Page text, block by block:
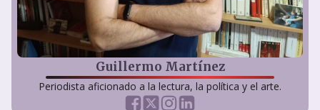
Guillermo Martínez
Periodista aficionado a la lectura, la política y el arte.